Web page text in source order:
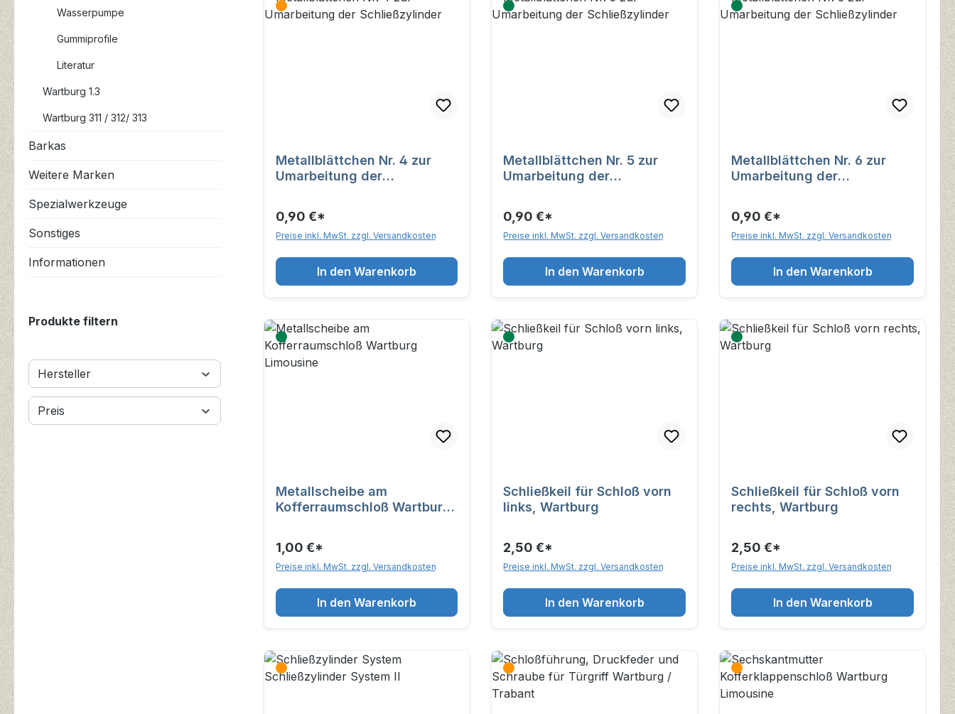
Wasserpumpe
Gummiprofile
Literatur
Wartburg 1.3
Wartburg 311 / 312/ 313
Barkas
Weitere Marken
Spezialwerkzeuge
Sonstiges
Informationen
Produkte filtern
Hersteller
Preis
Metallblättchen Nr. 4 zur
Umarbeitung der
0,90 €*
Preise inkl. MwSt. zzgl. Versandkosten
In den Warenkorb
Metallblättchen Nr. 5 zur
Umarbeitung der
0,90 €*
Preise inkl. MwSt. zzgl. Versandkosten
In den Warenkorb
Metallblättchen Nr. 6 zur
Umarbeitung der
0,90 €*
Preise inkl. MwSt. zzgl. Versandkosten
In den Warenkorb
Metallscheibe am
Kofferraumschloß Wartburg
1,00 €*
Preise inkl. MwSt. zzgl. Versandkosten
In den Warenkorb
Schließkeil für Schloß vorn
links, Wartburg
2,50 €*
Preise inkl. MwSt. zzgl. Versandkosten
In den Warenkorb
Schließkeil für Schloß vorn
rechts, Wartburg
2,50 €*
Preise inkl. MwSt. zzgl. Versandkosten
In den Warenkorb